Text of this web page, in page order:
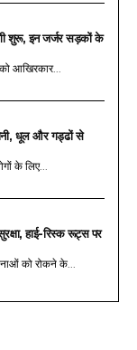
शुरू, इन जर्जर सड़कों के
आखिरकार...
धूल और गड्ढों से
के लिए...
हाई-रिस्क रूट्स पर
को रोकने के...